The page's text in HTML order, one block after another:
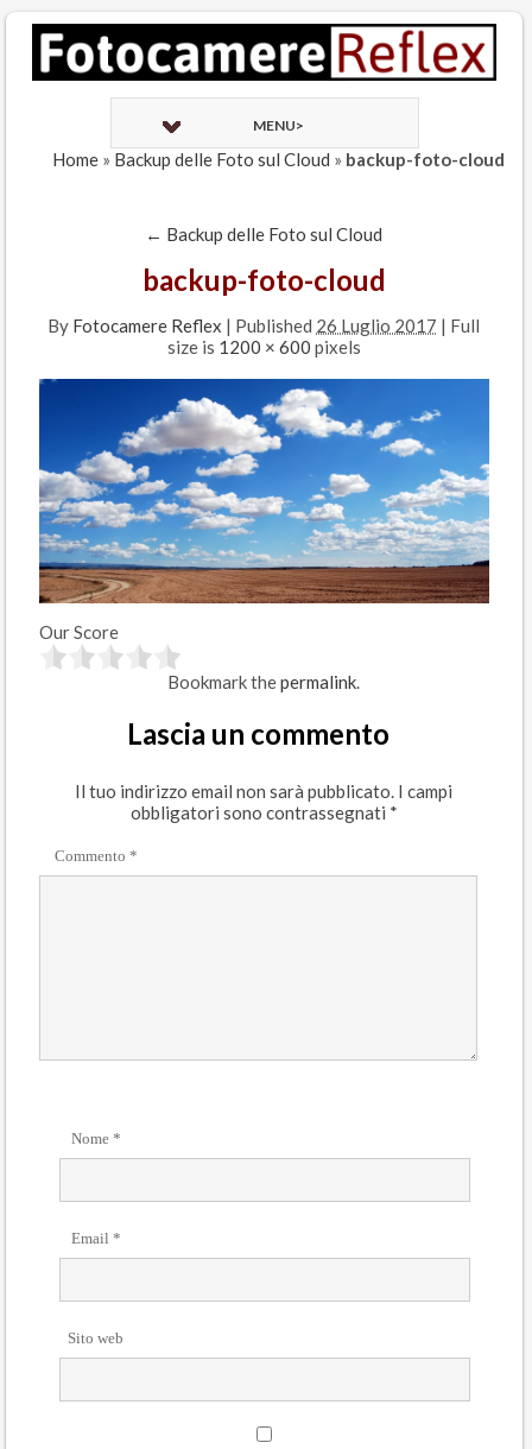
MENU>
Home» Backup delle Foto sul Cloud » backup-foto-cloud
← Backup delle Foto sul Cloud
backup-foto-cloud
By Fotocamere Reflex | Published 26 Luglio 2017 | Full
size is 1200 × 600 pixels
Our Score
Bookmark thepermalink.
Lascia un commento
Il tuo indirizzo email non sarà pubblicato. I campi
obbligatori sono contrassegnati *
Commento *
Nome *
Email *
Sito web